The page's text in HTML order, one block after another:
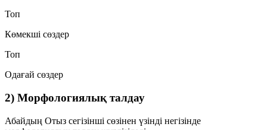
Топ
Көмекші сөздер
Топ
Одағай сөздер
2) Морфологиялық талдау
Абайдың Отыз сегізінші сөзінен үзінді негізінде